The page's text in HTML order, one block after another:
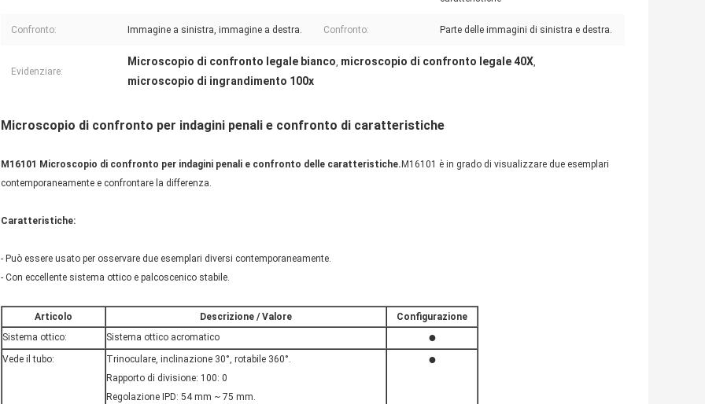
Confronto: Immagine a sinistra, immagine a destra. Confronto: Parte delle immagini di sinistra e destra.
Evidenziare:
Microscopio di confronto legale bianco, microscopio di confronto legale 40X,
microscopio di ingrandimento 100x
Microscopio di confronto per indagini penali e confronto di caratteristiche
M16101 Microscopio di confronto per indagini penali e confronto delle caratteristiche. M16101 è in grado di visualizzare due esemplari
contemporaneamente e confrontare la differenza.
Caratteristiche:
- Può essere usato per osservare due esemplari diversi contemporaneamente.
- Con eccellente sistema ottico e palcoscenico stabile.
Articolo Descrizione / Valore
Configurazione
Sistema ottico:
Sistema ottico acromatico ●
Vede il tubo:
Trinoculare, inclinazione 30°, rotabile 360°.
Rapporto di divisione: 100: 0
Regolazione IPD: 54 mm ~ 75 mm.
●